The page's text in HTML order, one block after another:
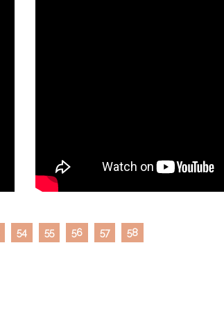
54 55 56 57 58